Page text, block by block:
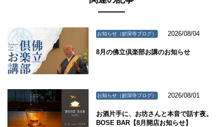
お知らせ（妙深寺ブログ） 2026/08/04
8月の佛立倶楽部お講のお知らせ
お知らせ（妙深寺ブログ） 2026/08/01
お酒片手に、お坊さんと本音で話す夜。
BOSE BAR【8月開店お知らせ】